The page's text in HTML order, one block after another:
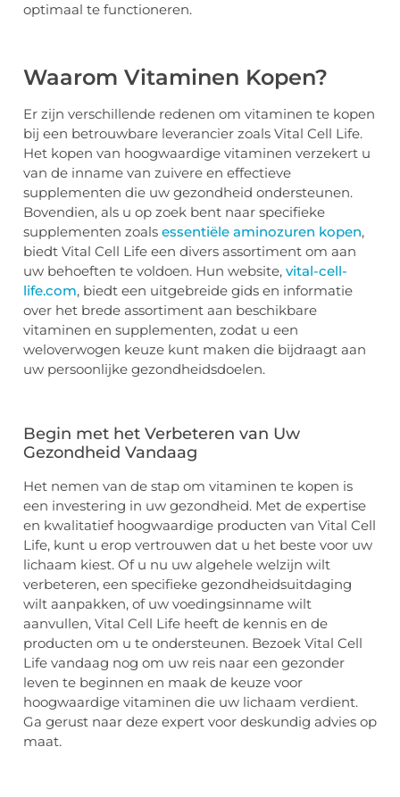
optimaal te functioneren.
Waarom Vitaminen Kopen?
Er zijn verschillende redenen om vitaminen te kopen
bij een betrouwbare leverancier zoals Vital Cell Life.
Het kopen van hoogwaardige vitaminen verzekert u
van de inname van zuivere en effectieve
supplementen die uw gezondheid ondersteunen.
Bovendien, als u op zoek bent naar specifieke
supplementen zoals essentiële aminozuren kopen,
biedt Vital Cell Life een divers assortiment om aan
uw behoeften te voldoen. Hun website, vital-cell-
life.com, biedt een uitgebreide gids en informatie
over het brede assortiment aan beschikbare
vitaminen en supplementen, zodat u een
weloverwogen keuze kunt maken die bijdraagt aan
uw persoonlijke gezondheidsdoelen.
Begin met het Verbeteren van Uw
Gezondheid Vandaag
Het nemen van de stap om vitaminen te kopen is
een investering in uw gezondheid. Met de expertise
en kwalitatief hoogwaardige producten van Vital Cell
Life, kunt u erop vertrouwen dat u het beste voor uw
lichaam kiest. Of u nu uw algehele welzijn wilt
verbeteren, een specifieke gezondheidsuitdaging
wilt aanpakken, of uw voedingsinname wilt
aanvullen, Vital Cell Life heeft de kennis en de
producten om u te ondersteunen. Bezoek Vital Cell
Life vandaag nog om uw reis naar een gezonder
leven te beginnen en maak de keuze voor
hoogwaardige vitaminen die uw lichaam verdient.
Ga gerust naar deze expert voor deskundig advies op
maat.